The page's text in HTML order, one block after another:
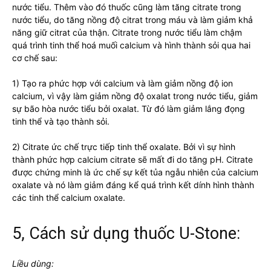
nước tiểu. Thêm vào đó thuốc cũng làm tăng citrate trong
nước tiểu, do tăng nồng độ citrat trong máu và làm giảm khả
năng giữ citrat của thận. Citrate trong nước tiểu làm chậm
quá trình tinh thể hoá muối calcium và hình thành sỏi qua hai
cơ chế sau:
1) Tạo ra phức hợp với calcium và làm giảm nồng độ ion
calcium, vì vậy làm giảm nồng độ oxalat trong nước tiểu, giảm
sự bão hòa nước tiểu bởi oxalat. Từ đó làm giảm lắng đọng
tinh thể và tạo thành sỏi.
2) Citrate ức chế trực tiếp tinh thể oxalate. Bởi vì sự hình
thành phức hợp calcium citrate sẽ mất đi do tăng pH. Citrate
được chứng minh là ức chế sự kết tủa ngẫu nhiên của calcium
oxalate và nó làm giảm đáng kể quá trình kết dính hình thành
các tinh thể calcium oxalate.
5, Cách sử dụng thuốc U-Stone:
Liều dùng: